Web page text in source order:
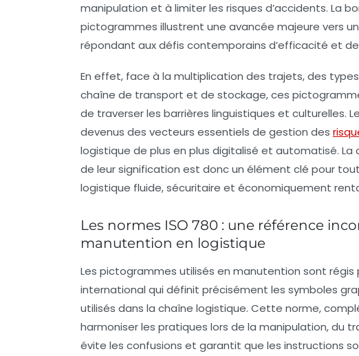
manipulation et à limiter les risques d’accidents. La
pictogrammes illustrent une avancée majeure vers
répondant aux défis contemporains d’efficacité et
En effet, face à la multiplication des trajets, des
chaîne de transport et de stockage, ces
de traverser les barrières linguistiques et culturelles.
devenus des vecteurs essentiels de gestion des
logistique de plus en plus digitalisé et automatisé.
de leur signification est donc un élément clé pour
logistique fluide, sécuritaire et économiquement
Les normes ISO 780 : une référence
manutention en logistique
Les pictogrammes utilisés en manutention sont
international qui définit précisément les symboles
utilisés dans la chaîne logistique. Cette norme,
harmoniser les pratiques lors de la manipulation, du
évite les confusions et garantit que les instructions